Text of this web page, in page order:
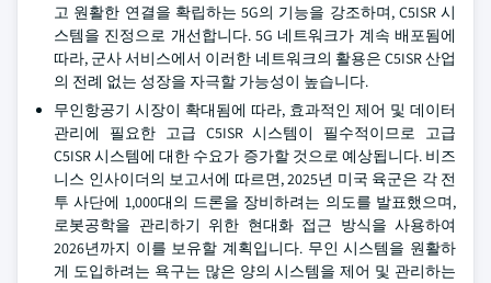
고 원활한 연결을 확립하는 5G의 기능을 강조하며, C5ISR 시
스템을 진정으로 개선합니다. 5G 네트워크가 계속 배포됨에
따라, 군사 서비스에서 이러한 네트워크의 활용은 C5ISR 산업
의 전례 없는 성장을 자극할 가능성이 높습니다.
무인항공기 시장이 확대됨에 따라, 효과적인 제어 및 데이터
관리에 필요한 고급 C5ISR 시스템이 필수적이므로 고급
C5ISR 시스템에 대한 수요가 증가할 것으로 예상됩니다. 비즈
니스 인사이더의 보고서에 따르면, 2025년 미국 육군은 각 전
투 사단에 1,000대의 드론을 장비하려는 의도를 발표했으며,
로봇공학을 관리하기 위한 현대화 접근 방식을 사용하여
2026년까지 이를 보유할 계획입니다. 무인 시스템을 원활하
게 도입하려는 욕구는 많은 양의 시스템을 제어 및 관리하는